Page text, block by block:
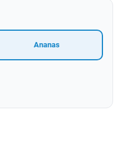
Ananas